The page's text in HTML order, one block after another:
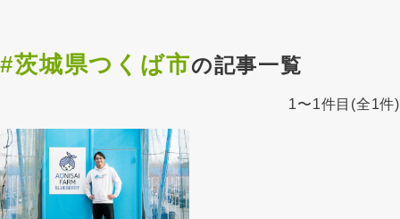
#茨城県つくば市の記事一覧
1〜1件目 (全1件)